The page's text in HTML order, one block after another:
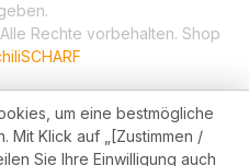
Rechte vorbehalten. Shop
um eine bestmögliche
Mit Klick auf „[Zustimmen /
Sie Ihre Einwilligung auch